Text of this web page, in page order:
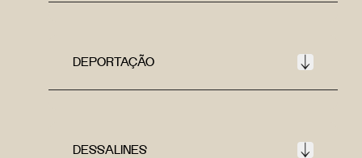
DEPORTAÇÃO
DESSALINES